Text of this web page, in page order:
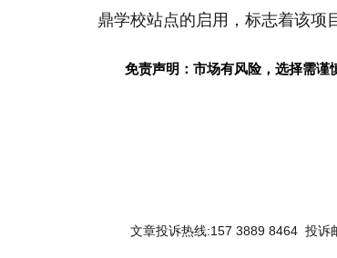
鼎学校站点的启用，标志着该项
免责声明：市场有风险，选择需谨
文章投诉热线:157 3889 8464 投诉